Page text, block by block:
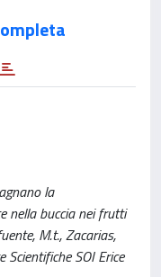
la
nella buccia nei frutti
M.t., Zacarias,
SOI Erice